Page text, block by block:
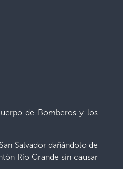
de Bomberos y los
Salvador dañándolo de
Río Grande sin causar